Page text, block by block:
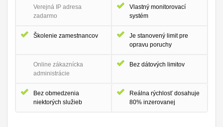
Verejná IP adresa
zadarmo
Vlastný monitorovací
systém
Školenie zamestnancov
Je stanovený limit pre
opravu poruchy
Online zákaznícka
administrácie
Bez dátových limitov
Bez obmedzenia
niektorých služieb
Reálna rýchlosť dosahuje
80% inzerovanej